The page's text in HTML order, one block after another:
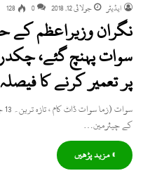
ایڈیٹر جولائی 12, 2018 0
128
نگران وزیراعظم کے
سوات پہنچ گئے، چکدرہ
پر تعمیر کرنے کا فیصلہ
کے چیئرمین…
» مزید پڑھیں